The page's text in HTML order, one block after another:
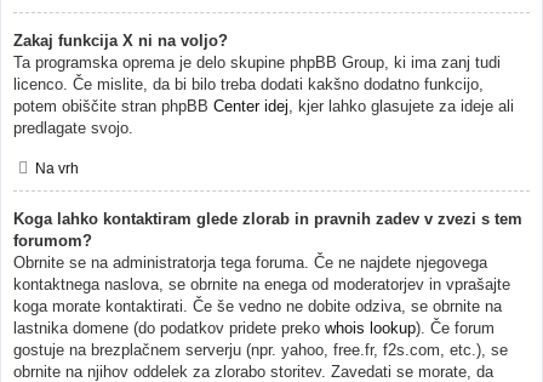
Zakaj funkcija X ni na voljo?
Ta programska oprema je delo skupine phpBB Group, ki ima zanj tudi
licenco. Če mislite, da bi bilo treba dodati kakšno dodatno funkcijo,
potem obiščite stran phpBB Center idej, kjer lahko glasujete za ideje ali
predlagate svojo.
Na vrh
Koga lahko kontaktiram glede zlorab in pravnih zadev v zvezi s tem
forumom?
Obrnite se na administratorja tega foruma. Če ne najdete njegovega
kontaktnega naslova, se obrnite na enega od moderatorjev in vprašajte
koga morate kontaktirati. Če še vedno ne dobite odziva, se obrnite na
lastnika domene (do podatkov pridete preko whois lookup). Če forum
gostuje na brezplačnem serverju (npr. yahoo, free.fr, f2s.com, etc.), se
obrnite na njihov oddelek za zlorabo storitev. Zavedati se morate, da